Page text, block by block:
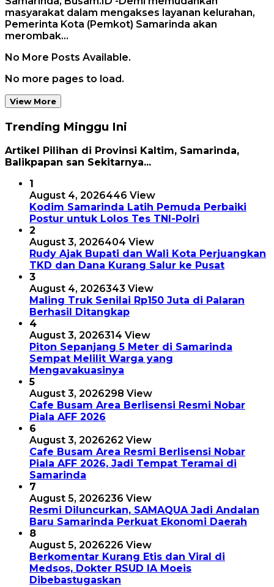
masyarakat dalam mengakses layanan kelurahan,
Pemerinta Kota (Pemkot) Samarinda akan
merombak…
No More Posts Available.
No more pages to load.
View More
Trending Minggu Ini
Artikel Pilihan di Provinsi Kaltim, Samarinda,
Balikpapan san Sekitarnya...
1
August 4, 2026446 View
Kodim Samarinda Latih Pemuda Perbaiki
Postur untuk Lolos Tes TNI-Polri
2
August 3, 2026404 View
Rudy Ajak Bupati dan Wali Kota Perjuangkan
TKD dan Dana Kurang Salur ke Pusat
3
August 4, 2026343 View
Maling Truk Senilai Rp150 Juta di Palaran
Berhasil Ditangkap
4
August 3, 2026314 View
Piton Sepanjang 5 Meter di Samarinda
Sempat Melilit Warga yang
Mengavakuasinya
5
August 3, 2026298 View
Cafe Busam Area Berlisensi Resmi Nobar
Piala AFF 2026
6
August 3, 2026262 View
Cafe Busam Area Resmi Berlisensi Nobar
Piala AFF 2026, Jadi Tempat Teramai di
Samarinda
7
August 5, 2026236 View
Resmi Diluncurkan, SAMAQUA Jadi Andalan
Baru Samarinda Perkuat Ekonomi Daerah
8
August 5, 2026226 View
Berkomentar Kurang Etis dan Viral di
Medsos, Dokter RSUD IA Moeis
Dibebastugaskan